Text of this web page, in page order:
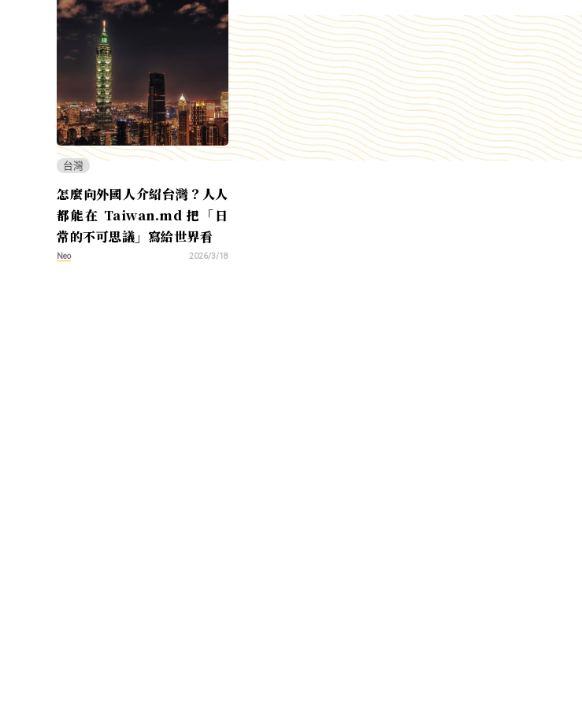
台灣
怎麼向外國人介紹台灣？人人
都能在 Taiwan.md 把「日
常的不可思議」寫給世界看
Neo 2026/3/18